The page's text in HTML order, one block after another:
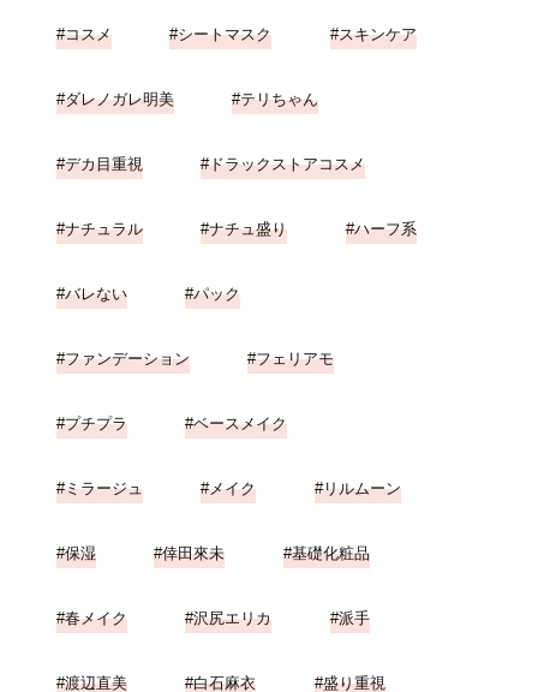
コスメ シートマスク スキンケア
ダレノガレ明美 テリちゃん
デカ目重視 ドラックストアコスメ
ナチュラル ナチュ盛り ハーフ系
バレない パック
ファンデーション フェリアモ
プチプラ ベースメイク
ミラージュ メイク リルムーン
保湿 倖田來未 基礎化粧品
春メイク 沢尻エリカ 派手
渡辺直美 白石麻衣 盛り重視